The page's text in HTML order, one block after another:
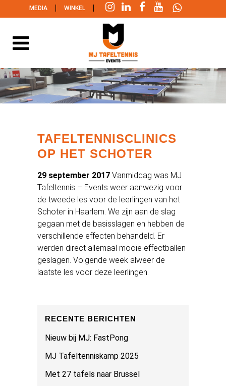
MEDIA | WINKEL |
TAFELTENNISCLINICS
OP HET SCHOTER
29 september 2017 Vanmiddag was MJ
Tafeltennis – Events weer aanwezig voor
de tweede les voor de leerlingen van het
Schoter in Haarlem. We zijn aan de slag
gegaan met de basisslagen en hebben de
verschillende effecten behandeld. Er
werden direct allemaal mooie effectballen
geslagen. Volgende week alweer de
laatste les voor deze leerlingen.
RECENTE BERICHTEN
Nieuw bij MJ: FastPong
MJ Tafeltenniskamp 2025
Met 27 tafels naar Brussel